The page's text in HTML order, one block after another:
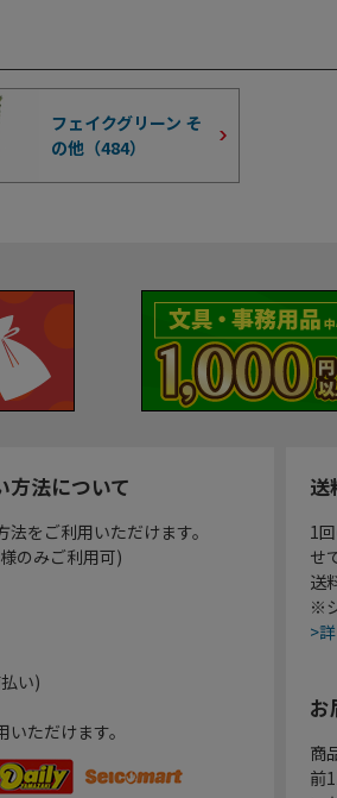
フェイクグリーン そ
の他（484）
方法について
をご利用いただけます。
のみご利用可)
い)
ただけます。
送
1
せ
送
※
>
お
商
前